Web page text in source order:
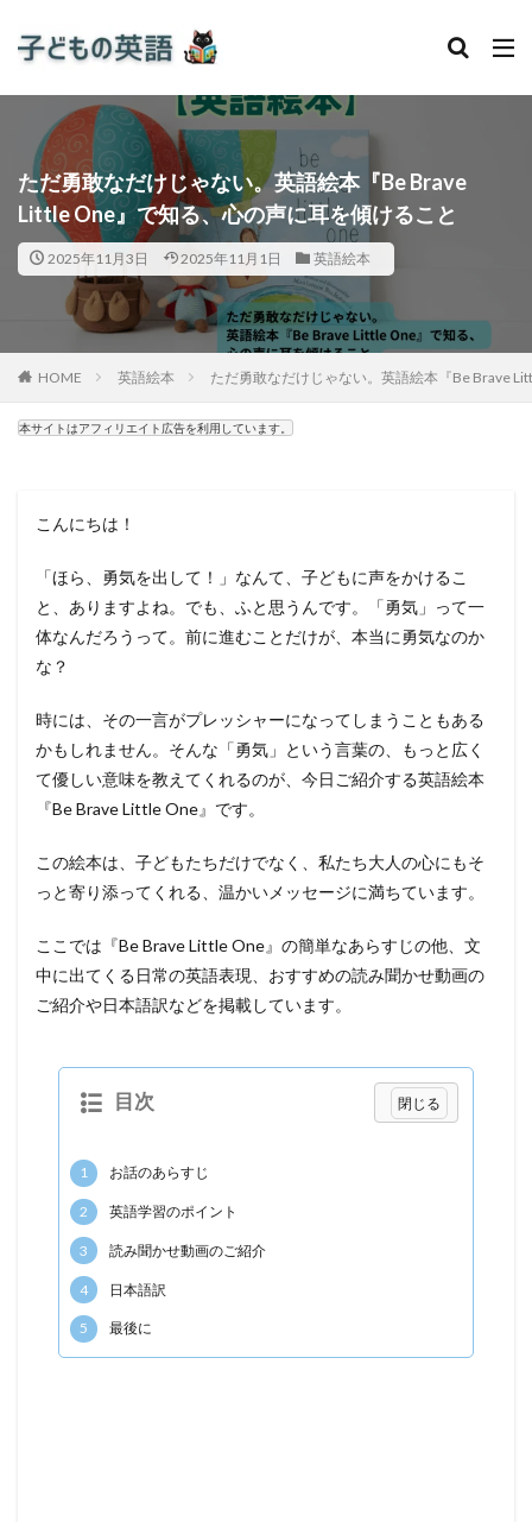
ただ勇敢なだけじゃない。英語絵本『Be Brave
Little One』で知る、心の声に耳を傾けること
2025年11月3日 2025年11月1日 英語絵本
HOME 英語絵本 ただ勇敢なだけじゃない。英語絵本『Be Brave
本サイトはアフィリエイト広告を利用しています。
こんにちは！
「ほら、勇気を出して！」なんて、子どもに声をかけるこ
と、ありますよね。でも、ふと思うんです。「勇気」って一
体なんだろうって。前に進むことだけが、本当に勇気なのか
な？
時には、その一言がプレッシャーになってしまうこともある
かもしれません。そんな「勇気」という言葉の、もっと広く
て優しい意味を教えてくれるのが、今日ご紹介する英語絵本
『Be Brave Little One』です。
この絵本は、子どもたちだけでなく、私たち大人の心にもそ
っと寄り添ってくれる、温かいメッセージに満ちています。
ここでは『Be Brave Little One』の簡単なあらすじの他、文
中に出てくる日常の英語表現、おすすめの読み聞かせ動画の
ご紹介や日本語訳などを掲載しています。
目次
1 お話のあらすじ
2 英語学習のポイント
3 読み聞かせ動画のご紹介
4 日本語訳
5 最後に